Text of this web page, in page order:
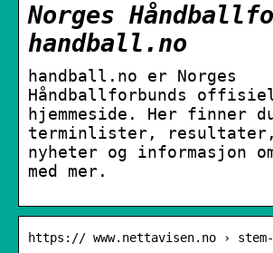
Norges
handball.no
handball.no er Norges
Håndballforbunds
hjemmeside. Her finner
terminlister,
nyheter og informasjon
med mer.
https:// www.nettavisen.no › stem-